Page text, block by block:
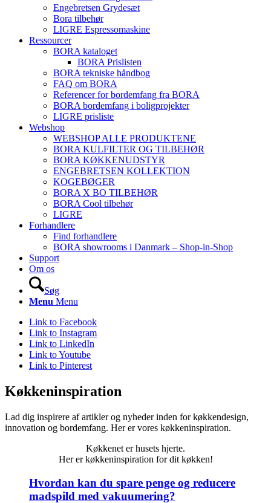
Engebretsen Grydesæt
Bora tilbehør
LIGRE Espressomaskine
Ressourcer
BORA kataloget
BORA Prislisten
BORA tekniske håndbog
FAQ om BORA
Referencer for bordemfang fra BORA
BORA bordemfang i boligprojekter
LIGRE prisliste
Webshop
WEBSHOP ALLE PRODUKTENE
BORA KULFILTER OG TILBEHØR
BORA KØKKENUDSTYR
ENGEBRETSEN KOLLEKTION
KOGEBØGER
BORA X BO TILBEHØR
BORA Cool tilbehør
LIGRE
Forhandlere
Find forhandlere
BORA showrooms i Danmark – Shop-in-Shop
Support
Om os
Søg
Menu Menu
Link to Facebook
Link to Instagram
Link to LinkedIn
Link to Youtube
Link to Pinterest
Køkkeninspiration
Lad dig inspirere af artikler og nyheder inden for køkkendesign,
innovation og bordemfang. Her er vores køkkeninspiration.
Køkkenet er husets hjerte.
Her er køkkeninspiration for dit køkken!
Hvordan kan du spare penge og reducere
madspild med vakuumering?